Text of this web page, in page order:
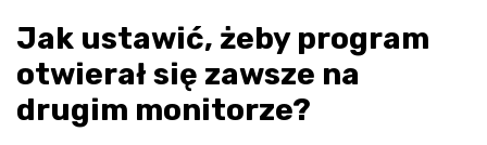
Jak ustawić, żeby program
otwierał się zawsze na
drugim monitorze?